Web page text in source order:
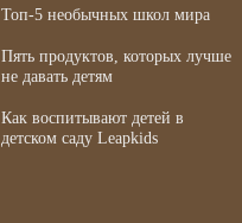
Топ-5 необычных школ мира
Пять продуктов, которых лучше
не давать детям
Как воспитывают детей в
детском саду Leapkids